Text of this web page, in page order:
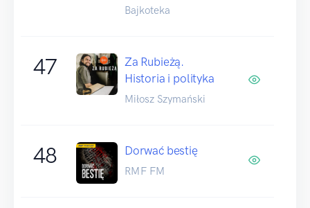
Bajkoteka
47
Za Rubieżą.
Historia i polityka
Miłosz Szymański
48 Dorwać bestię
RMF FM